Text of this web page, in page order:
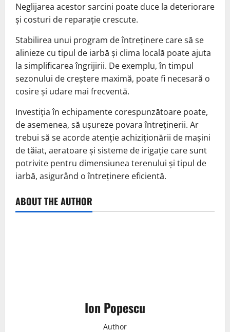
Neglijarea acestor sarcini poate duce la deteriorare
și costuri de reparație crescute.
Stabilirea unui program de întreținere care să se
alinieze cu tipul de iarbă și clima locală poate ajuta
la simplificarea îngrijirii. De exemplu, în timpul
sezonului de creștere maximă, poate fi necesară o
cosire și udare mai frecventă.
Investiția în echipamente corespunzătoare poate,
de asemenea, să ușureze povara întreținerii. Ar
trebui să se acorde atenție achiziționării de mașini
de tăiat, aeratoare și sisteme de irigație care sunt
potrivite pentru dimensiunea terenului și tipul de
iarbă, asigurând o întreținere eficientă.
ABOUT THE AUTHOR
Ion Popescu
Author